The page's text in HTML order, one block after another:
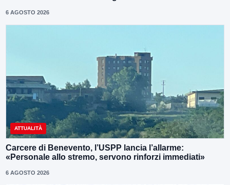
6 AGOSTO 2026
ATTUALITÀ
Carcere di Benevento, l’USPP lancia l’allarme:
«Personale allo stremo, servono rinforzi immediati»
6 AGOSTO 2026